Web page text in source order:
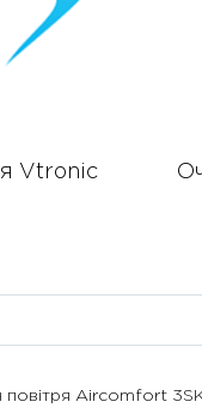
Vtronic
повітря Aircomfort